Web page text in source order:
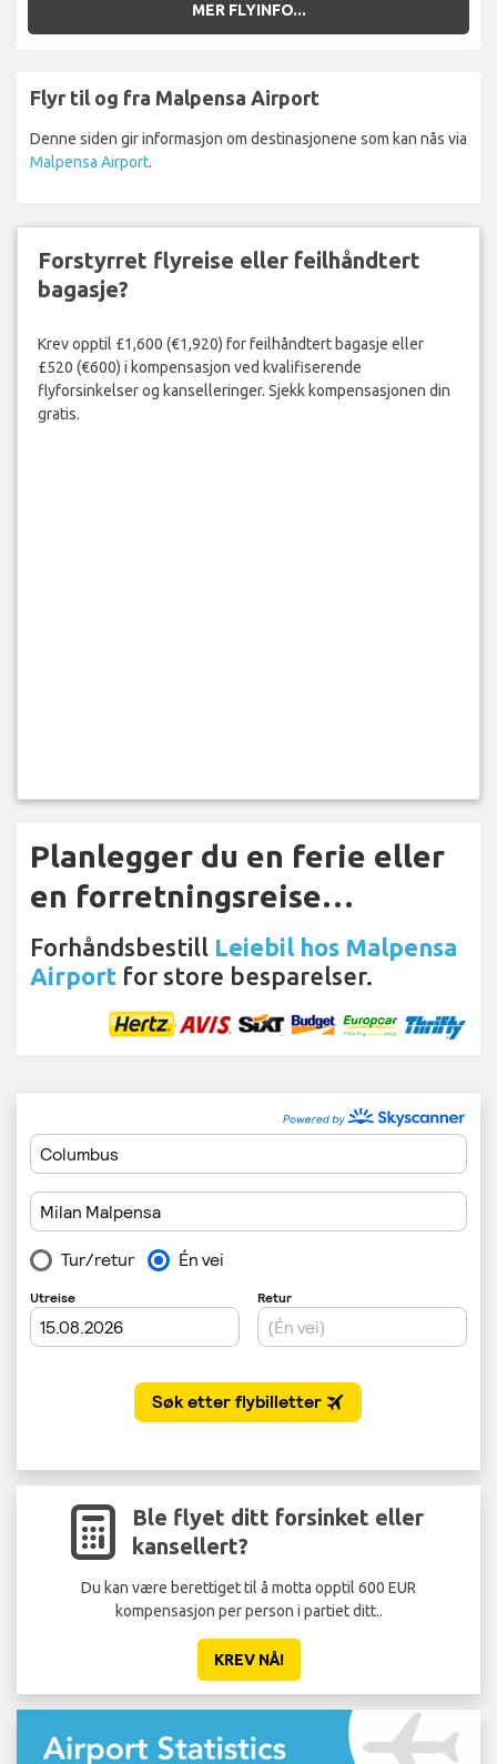
MER FLYINFO...
Flyr til og fra Malpensa Airport
Denne siden gir informasjon om destinasjonene som kan nås via
Malpensa Airport.
Forstyrret flyreise eller feilhåndtert
bagasje?
Krev opptil £1,600 (€1,920) for feilhåndtert bagasje eller
£520 (€600) i kompensasjon ved kvalifiserende
flyforsinkelser og kanselleringer. Sjekk kompensasjonen din
gratis.
Planlegger du en ferie eller
en forretningsreise…
Forhåndsbestill Leiebil hos Malpensa
Airport for store besparelser.
Ble flyet ditt forsinket eller
kansellert?
Du kan være berettiget til å motta opptil 600 EUR
kompensasjon per person i partiet ditt..
KREV NÅ!